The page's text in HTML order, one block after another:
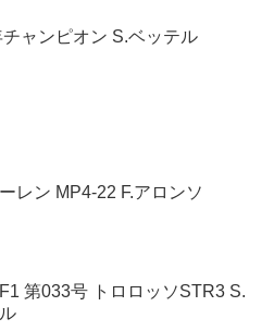
ャンピオン S.ベッテル
レン MP4-22 F.アロンソ
第033号 トロロッソSTR3 S.